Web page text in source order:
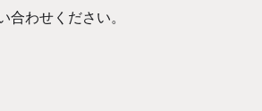
合わせください。